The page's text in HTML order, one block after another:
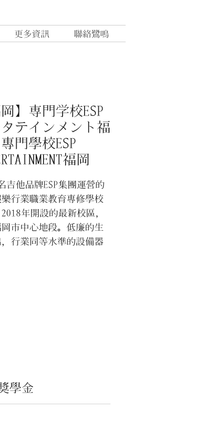
更多資訊 聯絡鷺鳴
岡】専門学校ESP
テインメント福
門學校ESP
福岡
吉他品牌ESP集團運營的
行業職業教育專修學校
年開設的最新校區，
市中心地段。低廉的生
行業同等水準的設備器
學金